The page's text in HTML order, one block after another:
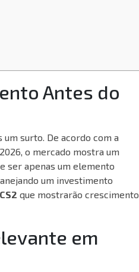
Antes do
um surto. De acordo com a
o mercado mostra um
ser apenas um elemento
um investimento
que mostrarão crescimento
em